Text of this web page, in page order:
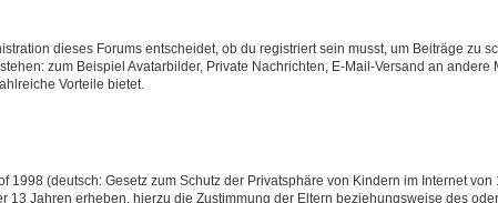
dieses Forums entscheidet, ob du registriert sein musst, um Beiträge zu
zum Beispiel Avatarbilder, Private Nachrichten, E-Mail-Versand an
Vorteile bietet.
1998 (deutsch: Gesetz zum Schutz der Privatsphäre von Kindern im Internet
Jahren erheben, hierzu die Zustimmung der Eltern beziehungsweise des